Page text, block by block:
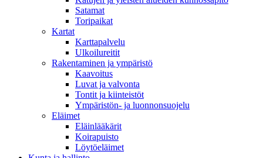
Satamat
Toripaikat
Kartat
Karttapalvelu
Ulkoilureitit
Rakentaminen ja ympäristö
Kaavoitus
Luvat ja valvonta
Tontit ja kiinteistöt
Ympäristön- ja luonnonsuojelu
Eläimet
Eläinlääkärit
Koirapuisto
Löytöeläimet